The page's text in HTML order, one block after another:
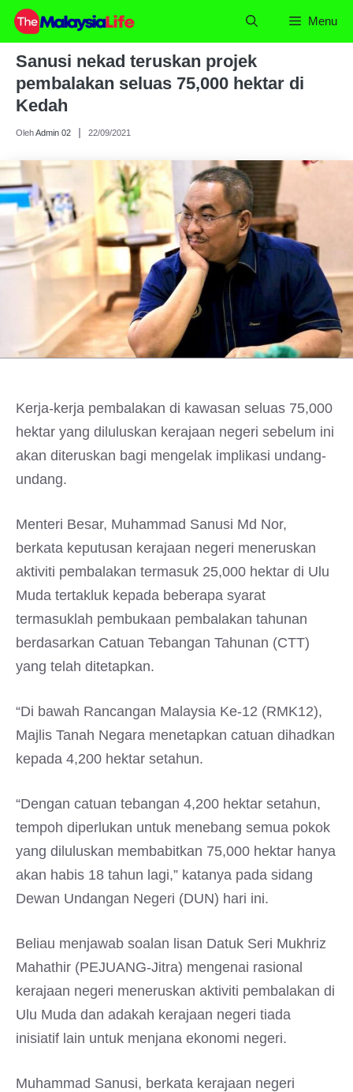
Skip
content
Menu
Sanusi nekad teruskan projek
pembalakan seluas 75,000 hektar di
Kedah
OlehAdmin 02 22/09/2021
Kerja-kerja pembalakan di kawasan seluas 75,000
hektar yang diluluskan kerajaan negeri sebelum ini
akan diteruskan bagi mengelak implikasi undang-
undang.
Menteri Besar, Muhammad Sanusi Md Nor,
berkata keputusan kerajaan negeri meneruskan
aktiviti pembalakan termasuk 25,000 hektar di Ulu
Muda tertakluk kepada beberapa syarat
termasuklah pembukaan pembalakan tahunan
berdasarkan Catuan Tebangan Tahunan (CTT)
yang telah ditetapkan.
“Di bawah Rancangan Malaysia Ke-12 (RMK12),
Majlis Tanah Negara menetapkan catuan dihadkan
kepada 4,200 hektar setahun.
“Dengan catuan tebangan 4,200 hektar setahun,
tempoh diperlukan untuk menebang semua pokok
yang diluluskan membabitkan 75,000 hektar hanya
akan habis 18 tahun lagi,” katanya pada sidang
Dewan Undangan Negeri (DUN) hari ini.
Beliau menjawab soalan lisan Datuk Seri Mukhriz
Mahathir (PEJUANG-Jitra) mengenai rasional
kerajaan negeri meneruskan aktiviti pembalakan di
Ulu Muda dan adakah kerajaan negeri tiada
inisiatif lain untuk menjana ekonomi negeri.
Muhammad Sanusi, berkata kerajaan negeri